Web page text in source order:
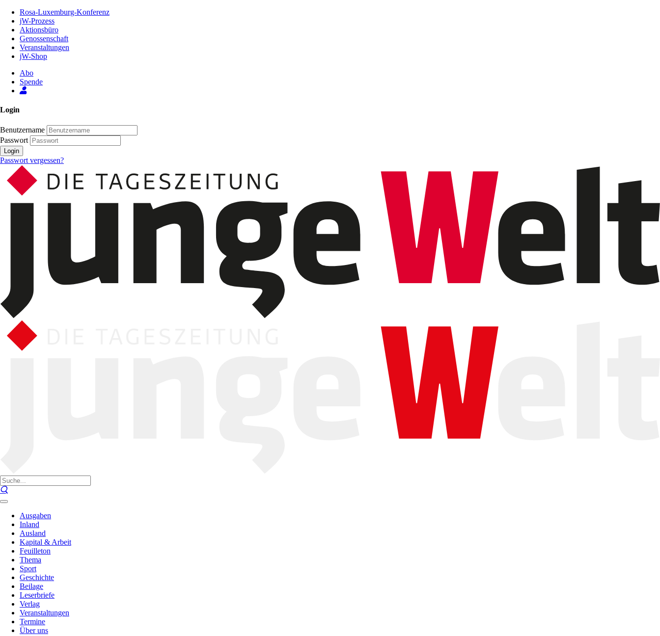
Inhalt
Seite
Rosa-Luxemburg-Konferenz
jW-Prozess
Aktionsbüro
Genossenschaft
Veranstaltungen
jW-Shop
Abo
Spende
Login
Benutzername
Passwort
Login
Passwort vergessen?
Ausgaben
Inland
Ausland
Kapital & Arbeit
Feuilleton
Thema
Sport
Geschichte
Beilage
Leserbriefe
Verlag
Veranstaltungen
Termine
Über uns